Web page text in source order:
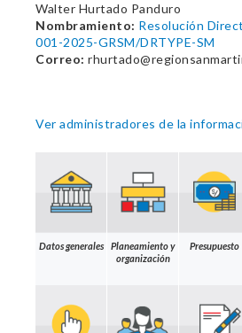
Walter Hurtado Panduro
Nombramiento: Resolución
001-2025-GRSM/DRTYPE-SM
Correo:
Ver administradores de la
Datos generales
Planeamiento y
organización
Presupuesto